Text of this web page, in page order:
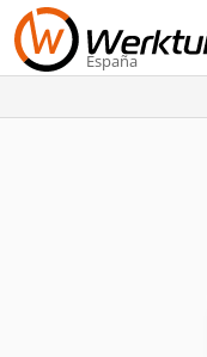
España